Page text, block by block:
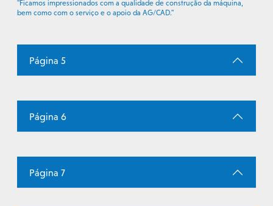
"Ficamos impressionados com a qualidade de construção da máquina,
bem como com o serviço e o apoio da AG/CAD."
Página 5
Página 6
Página 7